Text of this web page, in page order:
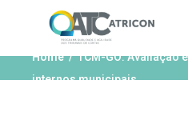
Home
TCM-GO: Avaliação
internos municipais